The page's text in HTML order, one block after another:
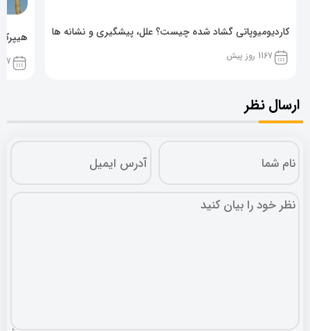
کاردیومیوپاتی گشاد شده چیست؟ علل، پیشگیری و نشانه ها
1167 روز پیش 1167
ارسال نظر